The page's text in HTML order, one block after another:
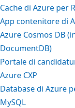
Cache di Azure per
App contenitore di
Azure Cosmos DB
DocumentDB)
Portale di
Azure CXP
Database di Azure
MySQL